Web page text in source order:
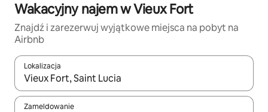
Wakacyjny najem w Vieux Fort
Znajdź i zarezerwuj wyjątkowe miejsca na pobyt na
Airbnb
Lokalizacja
Gdy wyniki będą dostępne, możesz poruszać się po nich za
Zameldowanie